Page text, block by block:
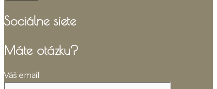
Sociálne siete
Máte otázku?
Váš email